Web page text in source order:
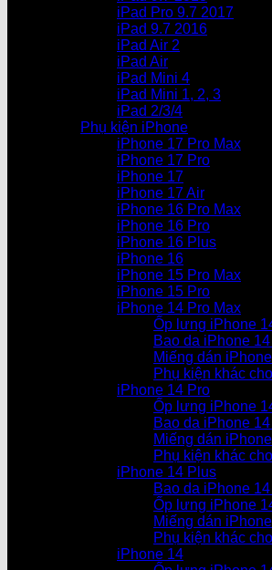
iPad Pro 9.7 2017
iPad 9.7 2016
iPad Air 2
iPad Air
iPad Mini 4
iPad Mini 1, 2, 3
iPad 2/3/4
Phụ kiện iPhone
iPhone 17 Pro Max
iPhone 17 Pro
iPhone 17
iPhone 17 Air
iPhone 16 Pro Max
iPhone 16 Pro
iPhone 16 Plus
iPhone 16
iPhone 15 Pro Max
iPhone 15 Pro
iPhone 14 Pro Max
Ốp lưng iPhone
Bao da iPhone
Miếng dán
Phụ kiện khác
iPhone 14 Pro
Ốp lưng iPhone
Bao da iPhone
Miếng dán
Phụ kiện khác
iPhone 14 Plus
Bao da iPhone
Ốp lưng iPhone
Miếng dán
Phụ kiện khác
iPhone 14